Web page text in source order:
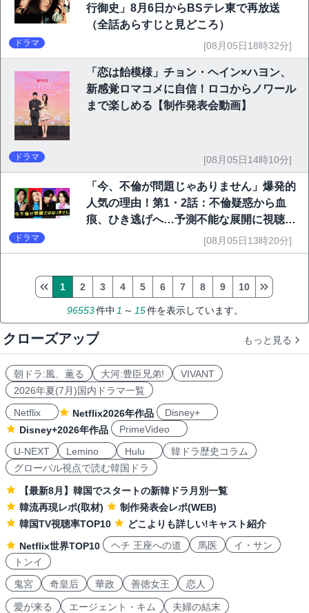
行御史」8月6日からBSテレ東で再放送
（全話あらすじと見どころ）
ドラマ [08月05日18時32分]
「恋は飴模様」チョン・ヘイン×ハヨン、
新感覚ロマコメに自信！ロコからノワール
まで楽しめる【制作発表会動画】
ドラマ [08月05日14時10分]
「今、不倫が問題じゃありません」爆発的
人気の理由！第1・2話：不倫疑惑から血
痕、ひき逃げへ…予測不能な展開に視聴者
ドラマ [08月05日13時20分]
96553件中 1 ～ 15件を表示しています。
1 2 3 4 5 6 7 8 9 10
クローズアップ もっと見る
朝ドラ:風、薫る 大河:豊臣兄弟!
VIVANT
2026年夏(7月)国内ドラマ一覧
Netflix
Netflix2026年作品
Disney+
Disney+2026年作品
PrimeVideo
U-NEXT
Lemino Hulu
韓ドラ歴史コラム
グローバル視点で読む韓国ドラ
【最新8月】韓国でスタートの新韓ドラ月別一覧
韓流再現レポ(取材)
制作発表会レポ(WEB)
韓国TV視聴率TOP10
どこよりも詳しい!キャスト紹介
Netflix世界TOP10
ヘチ 王座への道 馬医
イ・サン
トンイ
鬼宮
奇皇后 華政 善徳女王 恋人
愛が来る エージェント・キム 夫婦の結末